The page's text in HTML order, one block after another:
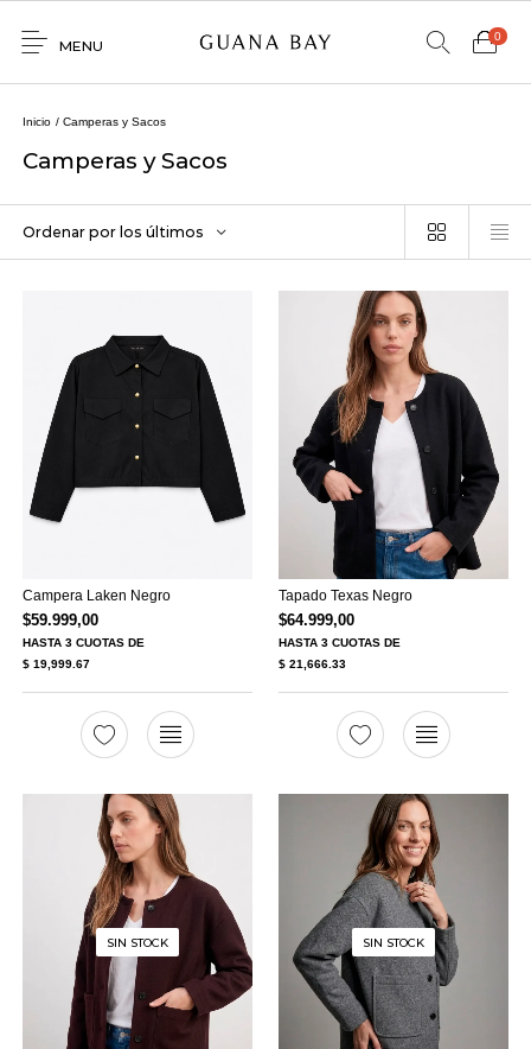
Home
Shop
Contacto
Venta
Mayorista
0 0
MENU
0
Inicio / Camperas y Sacos
Camperas y Sacos
Ordenar por los últimos
Campera Laken Negro
$59.999,00
HASTA 3 CUOTASDE
$ 19,999.67
Tapado Texas Negro
$64.999,00
HASTA3 CUOTAS DE
$ 21,666.33
SIN STOCK SIN STOCK